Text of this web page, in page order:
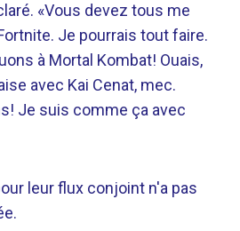
«Vous devez tous me
Je pourrais tout faire.
à Mortal Kombat! Ouais,
avec Kai Cenat, mec.
Je suis comme ça avec
leur flux conjoint n'a pas